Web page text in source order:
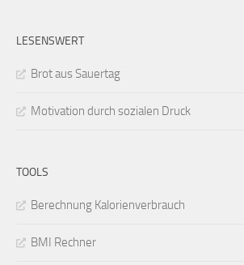
LESENSWERT
Brot aus Sauertag
Motivation durch sozialen Druck
TOOLS
Berechnung Kalorienverbrauch
BMI Rechner